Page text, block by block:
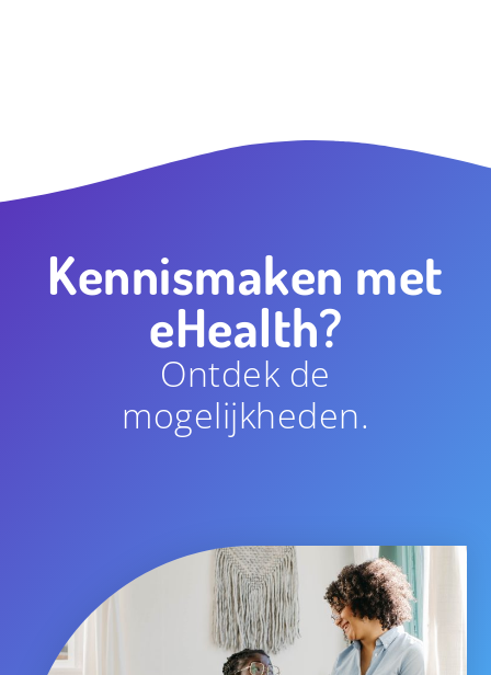
Kennismaken met
eHealth?
Ontdek de
mogelijkheden.